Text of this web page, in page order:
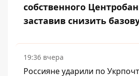
собственного
заставив снизить
19:36 вчера
Россияне ударили по